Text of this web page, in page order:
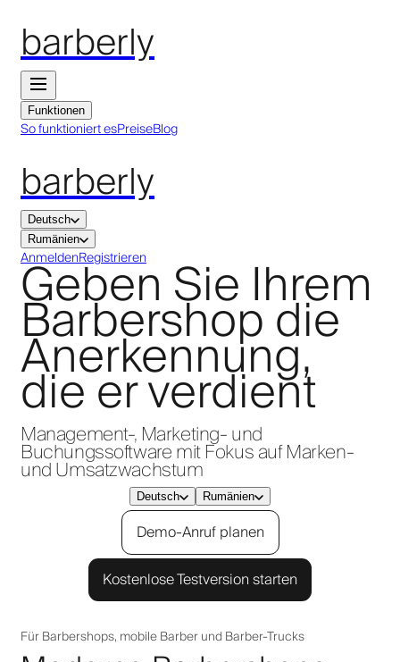
barberly
Funktionen
So funktioniert esPreiseBlog
barberly
Deutsch
Rumänien
AnmeldenRegistrieren
Geben Sie Ihrem
Barbershop die
Anerkennung,
die er verdient
Management-, Marketing- und
Buchungssoftware mit Fokus auf Marken-
und Umsatzwachstum
Deutsch Rumänien
Demo-Anruf planen
Kostenlose Testversion starten
Für Barbershops, mobile Barber und Barber-Trucks